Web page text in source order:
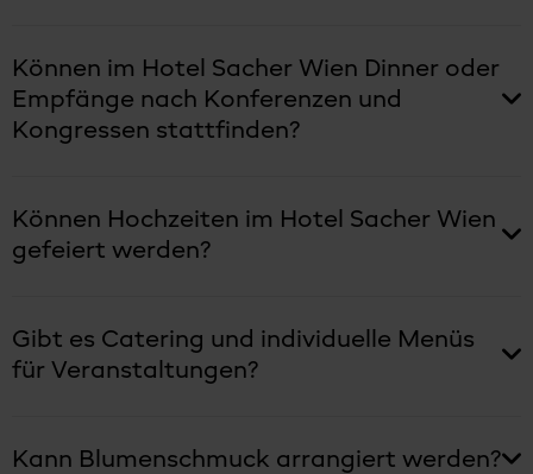
Können im Hotel Sacher Wien Dinner oder
Empfänge nach Konferenzen und
Kongressen stattfinden?
Können Hochzeiten im Hotel Sacher Wien
gefeiert werden?
Gibt es Catering und individuelle Menüs
für Veranstaltungen?
Kann Blumenschmuck arrangiert werden?